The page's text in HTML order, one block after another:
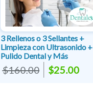
3 Rellenos o 3 Sellantes +
Limpieza con Ultrasonido +
Pulido Dental y Más
$160.00 $25.00